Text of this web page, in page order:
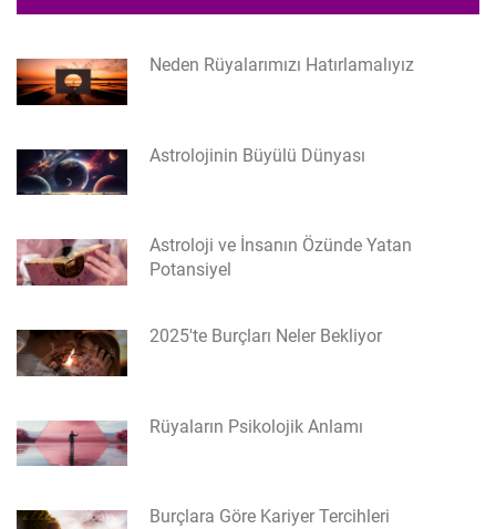
Neden Rüyalarımızı Hatırlamalıyız
Astrolojinin Büyülü Dünyası
Astroloji ve İnsanın Özünde Yatan
Potansiyel
2025'te Burçları Neler Bekliyor
Rüyaların Psikolojik Anlamı
Burçlara Göre Kariyer Tercihleri